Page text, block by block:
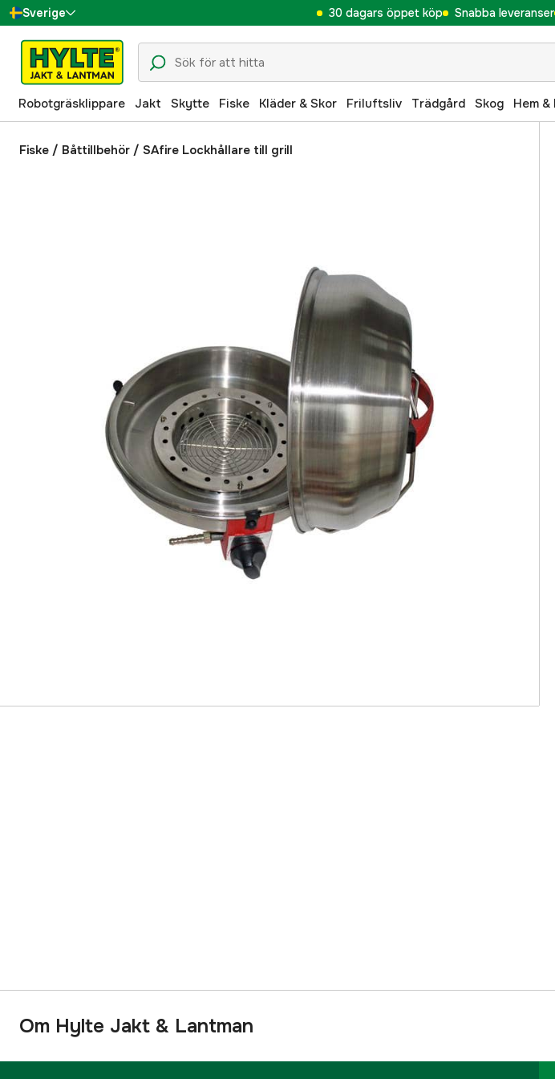
Sverige
Danmark
Suomi
Norge
Deutschland
30 dagars öppet köp Snabba leveranser
Robotgräsklippare Jakt Skytte Fiske Kläder & Skor Friluftsliv Trädgård Skog Hem &
Fiske / Båttillbehör / SAfire Lockhållare till grill
Om Hylte Jakt & Lantman